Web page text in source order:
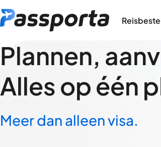
Plannen,
Alles op één
Meer dan alleen visa.